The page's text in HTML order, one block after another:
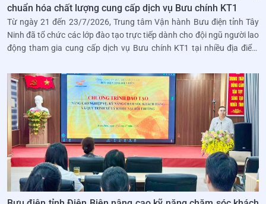
chuẩn hóa chất lượng cung cấp dịch vụ Bưu chính KT1
Từ ngày 21 đến 23/7/2026, Trung tâm Vận hành Bưu điện tỉnh Tây
Ninh đã tổ chức các lớp đào tạo trực tiếp dành cho đội ngũ người lao
động tham gia cung cấp dịch vụ Bưu chính KT1 tại nhiều địa điểm